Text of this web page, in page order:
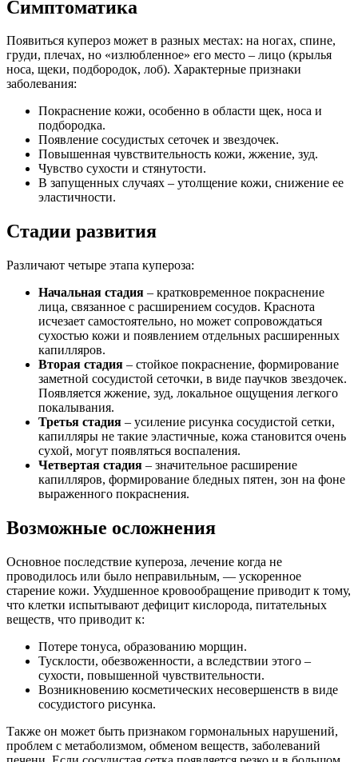
Симптоматика
Появиться купероз может в разных местах: на ногах, спине,
груди, плечах, но «излюбленное» его место – лицо (крылья
носа, щеки, подбородок, лоб). Характерные признаки
заболевания:
Покраснение кожи, особенно в области щек, носа и
подбородка.
Появление сосудистых сеточек и звездочек.
Повышенная чувствительность кожи, жжение, зуд.
Чувство сухости и стянутости.
В запущенных случаях – утолщение кожи, снижение ее
эластичности.
Стадии развития
Различают четыре этапа купероза:
Начальная стадия – кратковременное покраснение
лица, связанное с расширением сосудов. Краснота
исчезает самостоятельно, но может сопровождаться
сухостью кожи и появлением отдельных расширенных
капилляров.
Вторая стадия – стойкое покраснение, формирование
заметной сосудистой сеточки, в виде паучков звездочек.
Появляется жжение, зуд, локальное ощущения легкого
покалывания.
Третья стадия – усиление рисунка сосудистой сетки,
капилляры не такие эластичные, кожа становится очень
сухой, могут появляться воспаления.
Четвертая стадия – значительное расширение
капилляров, формирование бледных пятен, зон на фоне
выраженного покраснения.
Возможные осложнения
Основное последствие купероза, лечение когда не
проводилось или было неправильным, — ускоренное
старение кожи. Ухудшенное кровообращение приводит к тому,
что клетки испытывают дефицит кислорода, питательных
веществ, что приводит к:
Потере тонуса, образованию морщин.
Тусклости, обезвоженности, а вследствии этого –
сухости, повышенной чувствительности.
Возникновению косметических несовершенств в виде
сосудистого рисунка.
Также он может быть признаком гормональных нарушений,
проблем с метаболизмом, обменом веществ, заболеваний